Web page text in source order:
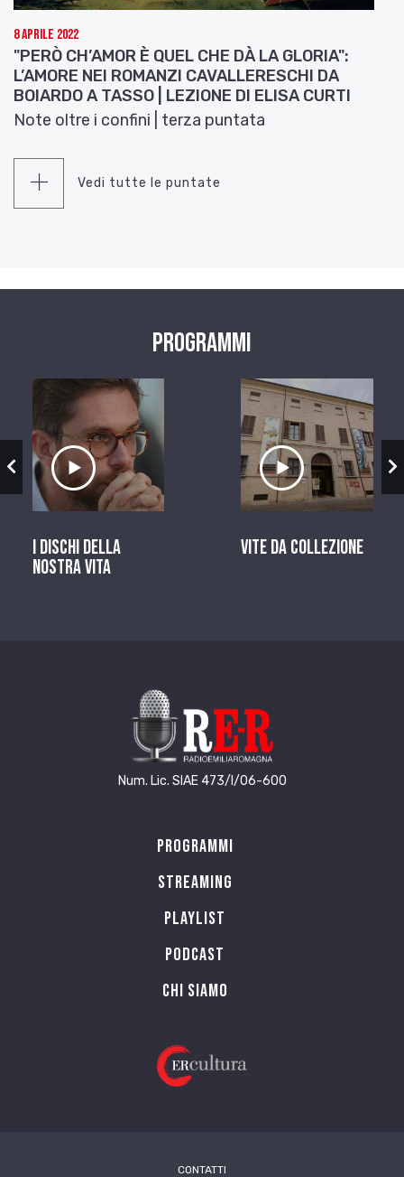
8 Aprile 2022
"PERÒ CH’AMOR È QUEL CHE DÀ LA GLORIA":
L’AMORE NEI ROMANZI CAVALLERESCHI DA
BOIARDO A TASSO | LEZIONE DI ELISA CURTI
Note oltre i confini | terza puntata
Vedi tutte le puntate
Programmi
Ascolta il servizio
I dischi della
nostra vita
Ascolta il
Vite da Collezione
Num. Lic. SIAE 473/I/06-600
Programmi
Streaming
Playlist
PODCAST
Chi siamo
CONTATTI